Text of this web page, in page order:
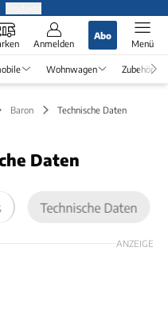
Anmelden
Abo
Menü
Wohnwagen Zubehör
Baron Technische Daten
Daten
Technische Daten
ANZEIGE